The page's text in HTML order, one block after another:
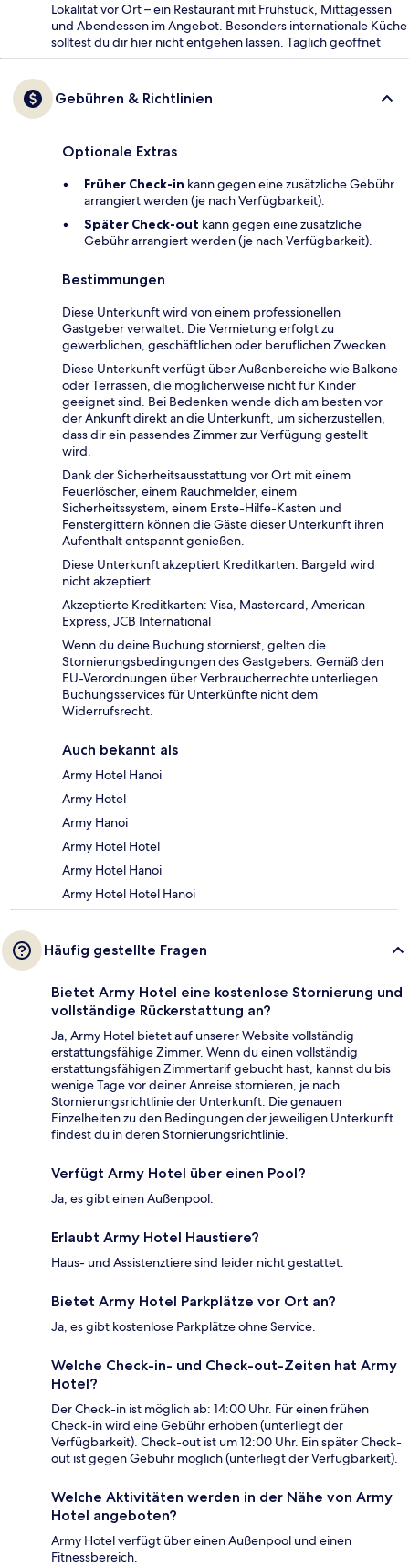
Lokalität vor Ort – ein Restaurant mit Frühstück, Mittagessen
und Abendessen im Angebot. Besonders internationale Küche
solltest du dir hier nicht entgehen lassen. Täglich geöffnet
Gebühren & Richtlinien
Optionale Extras
Früher Check-in kann gegen eine zusätzliche Gebühr
arrangiert werden (je nach Verfügbarkeit).
Später Check-out kann gegen eine zusätzliche
Gebühr arrangiert werden (je nach Verfügbarkeit).
Bestimmungen
Diese Unterkunft wird von einem professionellen
Gastgeber verwaltet. Die Vermietung erfolgt zu
gewerblichen, geschäftlichen oder beruflichen Zwecken.
Diese Unterkunft verfügt über Außenbereiche wie Balkone
oder Terrassen, die möglicherweise nicht für Kinder
geeignet sind. Bei Bedenken wende dich am besten vor
der Ankunft direkt an die Unterkunft, um sicherzustellen,
dass dir ein passendes Zimmer zur Verfügung gestellt
wird.
Dank der Sicherheitsausstattung vor Ort mit einem
Feuerlöscher, einem Rauchmelder, einem
Sicherheitssystem, einem Erste-Hilfe-Kasten und
Fenstergittern können die Gäste dieser Unterkunft ihren
Aufenthalt entspannt genießen.
Diese Unterkunft akzeptiert Kreditkarten. Bargeld wird
nicht akzeptiert.
Akzeptierte Kreditkarten: Visa, Mastercard, American
Express, JCB International
Wenn du deine Buchung stornierst, gelten die
Stornierungsbedingungen des Gastgebers. Gemäß den
EU-Verordnungen über Verbraucherrechte unterliegen
Buchungsservices für Unterkünfte nicht dem
Widerrufsrecht.
Auch bekannt als
Army Hotel Hanoi
Army Hotel
Army Hanoi
Army Hotel Hotel
Army Hotel Hanoi
Army Hotel Hotel Hanoi
Häufig gestellte Fragen
Bietet Army Hotel eine kostenlose Stornierung und
vollständige Rückerstattung an?
Ja, Army Hotel bietet auf unserer Website vollständig
erstattungsfähige Zimmer. Wenn du einen vollständig
erstattungsfähigen Zimmertarif gebucht hast, kannst du bis
wenige Tage vor deiner Anreise stornieren, je nach
Stornierungsrichtlinie der Unterkunft. Die genauen
Einzelheiten zu den Bedingungen der jeweiligen Unterkunft
findest du in deren Stornierungsrichtlinie.
Verfügt Army Hotel über einen Pool?
Ja, es gibt einen Außenpool.
Erlaubt Army Hotel Haustiere?
Haus- und Assistenztiere sind leider nicht gestattet.
Bietet Army Hotel Parkplätze vor Ort an?
Ja, es gibt kostenlose Parkplätze ohne Service.
Welche Check-in- und Check-out-Zeiten hat Army
Hotel?
Der Check-in ist möglich ab: 14:00 Uhr. Für einen frühen
Check-in wird eine Gebühr erhoben (unterliegt der
Verfügbarkeit). Check-out ist um 12:00 Uhr. Ein später Check-
out ist gegen Gebühr möglich (unterliegt der Verfügbarkeit).
Welche Aktivitäten werden in der Nähe von Army
Hotel angeboten?
Army Hotel verfügt über einen Außenpool und einen
Fitnessbereich.